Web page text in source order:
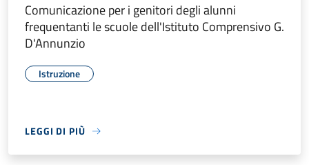
Comunicazione per i genitori degli alunni
frequentanti le scuole dell'Istituto Comprensivo G.
D'Annunzio
Istruzione
LEGGI DI PIÙ